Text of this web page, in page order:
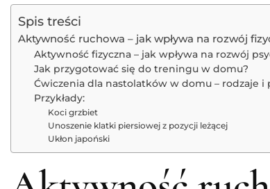
Spis treści
Aktywność ruchowa – jak wpływa na rozwój
Aktywność fizyczna – jak wpływa na rozwój
Jak przygotować się do treningu w domu?
Ćwiczenia dla nastolatków w domu – rodzaje i
Przykłady:
Koci grzbiet
Unoszenie klatki piersiowej z pozycji leżącej
Ukłon japoński